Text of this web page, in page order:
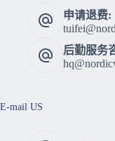
申请退费:
后勤服务
E-mail US